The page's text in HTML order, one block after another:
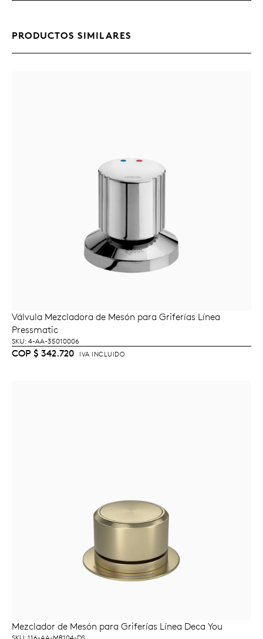
PRODUCTOS SIMILARES
AÑADIR AL CARRITO
Válvula Mezcladora de Mesón para Griferías Línea
Pressmatic
SKU: 4-AA-35010006
COP $ 342.720 IVA INCLUIDO
LEER MÁS
Mezclador de Mesón para Griferías Línea Deca You